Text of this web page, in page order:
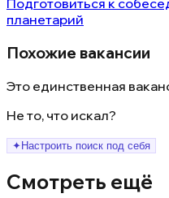
Подготовиться к
планетарий
Похожие вакансии
Это единственная
Не то, что искал?
✦ Настроить поиск под себя
Смотреть ещё